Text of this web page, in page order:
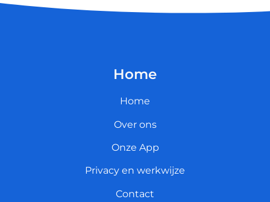
Home
Home
Over ons
Onze App
Privacy en werkwijze
Contact